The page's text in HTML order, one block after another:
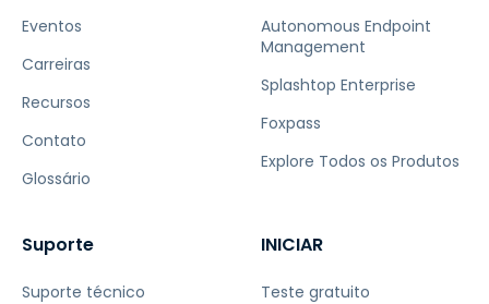
Eventos
Carreiras
Recursos
Contato
Glossário
Autonomous Endpoint
Management
Splashtop Enterprise
Foxpass
Explore Todos os Produtos
Suporte
Suporte técnico
INICIAR
Teste gratuito